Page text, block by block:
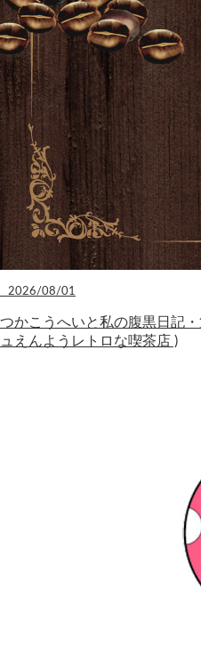
2026/08/01
つかこうへいと私の腹黒日記
ュえんようレトロな喫茶店 )